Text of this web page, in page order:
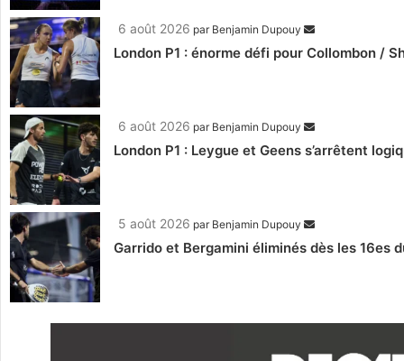
6 août 2026 par Benjamin Dupouy
London P1 : énorme défi pour Collombon /
6 août 2026 par Benjamin Dupouy
London P1 : Leygue et Geens s’arrêtent
5 août 2026 par Benjamin Dupouy
Garrido et Bergamini éliminés dès les 16es